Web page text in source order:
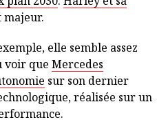
majeur.
elle semble assez
voir que Mercedes
sur son dernier
réalisée sur un